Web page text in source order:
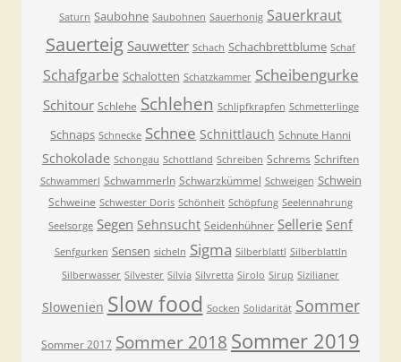
Saturn Saubohne Saubohnen Sauerhonig Sauerkraut
Sauerteig Sauwetter Schach Schachbrettblume Schaf
Schafgarbe Schalotten Schatzkammer Scheibengurke
Schitour Schlehe Schlehen Schlipfkrapfen Schmetterlinge
Schnaps Schnecke Schnee Schnittlauch Schnute Hanni
Schokolade Schongau Schottland Schreiben Schrems Schriften
Schwammerl Schwammerln Schwarzkümmel Schweigen Schwein
Schweine Schwester Doris Schönheit Schöpfung Seelennahrung
Seelsorge Segen Sehnsucht Seidenhühner Sellerie Senf
Senfgurken Sensen sicheln Sigma Silberblattl Silberblattln
Silberwasser Silvester Silvia Silvretta Sirolo Sirup Sizilianer
Slowenien Slow food Socken Solidarität Sommer
Sommer 2017 Sommer 2018 Sommer 2019